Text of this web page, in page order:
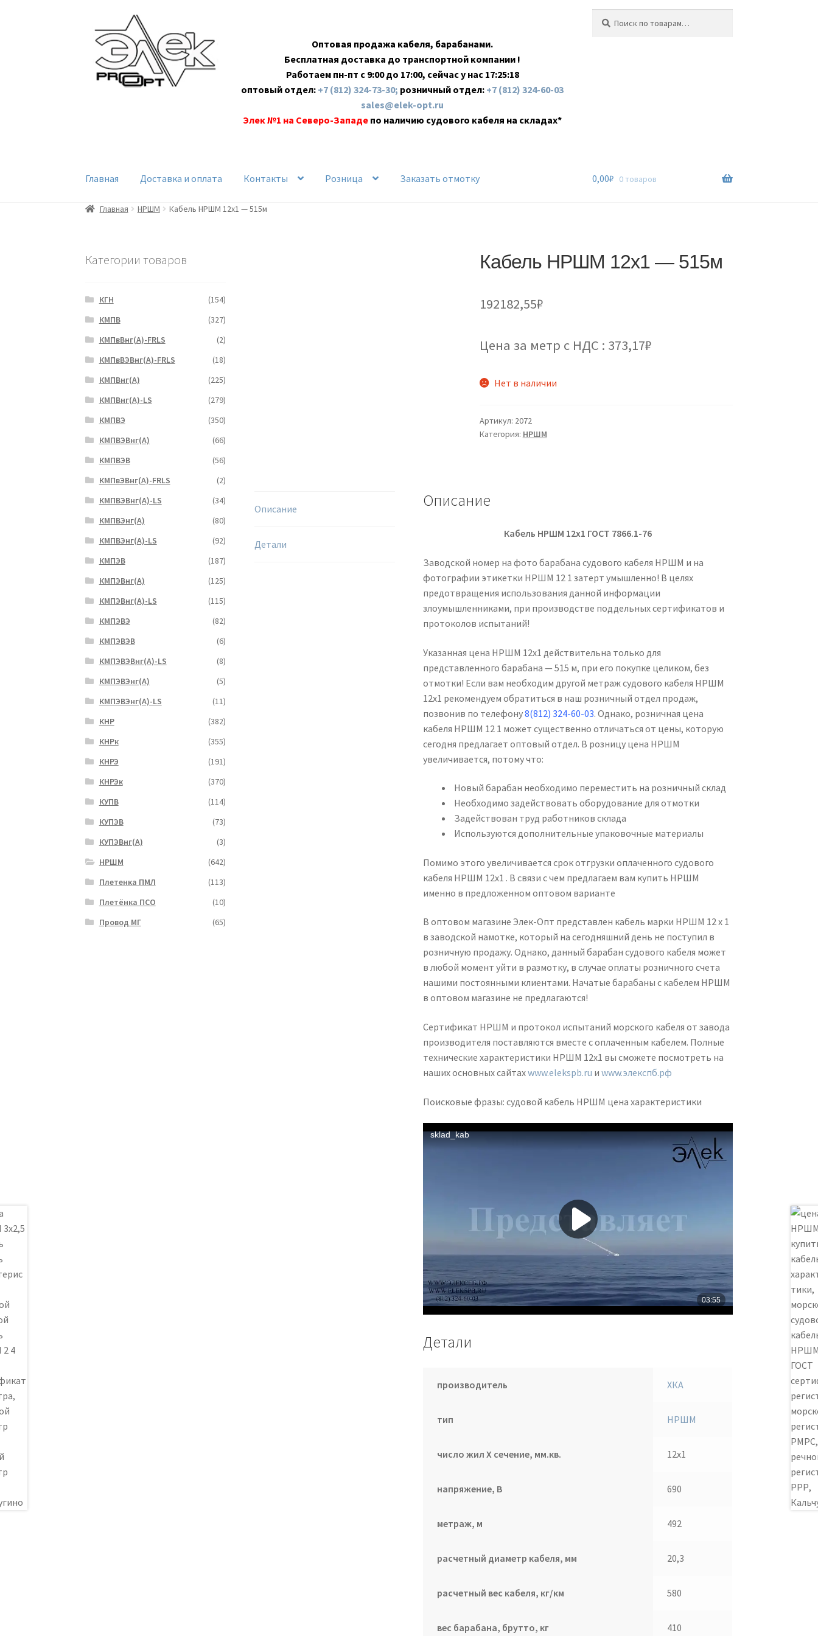
навигации
содержимому
Оптовая продажа кабеля, барабанами.
Бесплатная доставка до транспортной компании !
Работаем пн-пт с 9:00 до 17:00, сейчас у нас 17:25:19
оптовый отдел: +7 (812) 324-73-30; розничный отдел: +7 (812) 324-60-03
sales@elek-opt.ru
Элек №1 на Северо-Западе по наличию судового кабеля на складах*
Главная Доставка и оплата Контакты Розница Заказать отмотку 0,00₽ 0 товаров
Главная НРШМ Кабель НРШМ 12х1 — 515м
Кабель НРШМ 12х1 — 515м
192182,55₽
Цена за метр с НДС : 373,17₽
Нет в наличии
Артикул: 2072
Категория: НРШМ
Описание
Детали
Описание
Кабель НРШМ 12х1 ГОСТ 7866.1-76
Заводской номер на фото барабана судового кабеля НРШМ и на
фотографии этикетки НРШМ 12 1 затерт умышленно! В целях
предотвращения использования данной информации
злоумышленниками, при производстве поддельных сертификатов и
протоколов испытаний!
Указанная цена НРШМ 12х1 действительна только для
представленного барабана — 515 м, при его покупке целиком, без
отмотки! Если вам необходим другой метраж судового кабеля НРШМ
12х1 рекомендуем обратиться в наш розничный отдел продаж,
позвонив по телефону8(812) 324-60-03. Однако, розничная цена
кабеля НРШМ 12 1 может существенно отличаться от цены, которую
сегодня предлагает оптовый отдел. В розницу цена НРШМ
увеличивается, потому что:
Новый барабан необходимо переместить на розничный склад
Необходимо задействовать оборудование для отмотки
Задействован труд работников склада
Используются дополнительные упаковочные материалы
Помимо этого увеличивается срок отгрузки оплаченного судового
кабеля НРШМ 12х1 . В связи с чем предлагаем вам купить НРШМ
именно в предложенном оптовом варианте
В оптовом магазине Элек-Опт представлен кабель марки НРШМ 12 х 1
в заводской намотке, который на сегодняшний день не поступил в
розничную продажу. Однако, данный барабан судового кабеля может
в любой момент уйти в размотку, в случае оплаты розничного счета
нашими постоянными клиентами. Начатые барабаны с кабелем НРШМ
в оптовом магазине не предлагаются!
Сертификат НРШМ и протокол испытаний морского кабеля от завода
производителя поставляются вместе с оплаченным кабелем. Полные
технические характеристики НРШМ 12х1 вы сможете посмотреть на
наших основных сайтахwww.elekspb.ru иwww.элекспб.рф
Поисковые фразы: судовой кабель НРШМ цена характеристики
Детали
производитель ХКА
тип НРШМ
число жил Х сечение, мм.кв. 12х1
напряжение, В 690
метраж, м 492
расчетный диаметр кабеля, мм 20,3
расчетный вес кабеля, кг/км 580
вес барабана, брутто, кг 410
Категории товаров
КГН
(154)
КМПВ
(327)
КМПвВнг(А)-FRLS
(2)
КМПвВЭВнг(А)-FRLS
(18)
КМПВнг(А)
(225)
КМПВнг(А)-LS
(279)
КМПВЭ
(350)
КМПВЭBнг(А)
(66)
КМПВЭВ
(56)
КМПвЭВнг(А)-FRLS
(2)
КМПВЭВнг(А)-LS
(34)
КМПВЭнг(А)
(80)
КМПВЭнг(А)-LS
(92)
КМПЭВ
(187)
КМПЭВнг(А)
(125)
КМПЭВнг(А)-LS
(115)
КМПЭВЭ
(82)
КМПЭВЭВ
(6)
КМПЭВЭВнг(А)-LS
(8)
КМПЭВЭнг(А)
(5)
КМПЭВЭнг(А)-LS
(11)
КНР
(382)
КНРк
(355)
КНРЭ
(191)
КНРЭк
(370)
КУПВ
(114)
КУПЭВ
(73)
КУПЭВнг(А)
(3)
НРШМ
(642)
Плетенка ПМЛ
(113)
Плетёнка ПСО
(10)
Провод МГ
(65)